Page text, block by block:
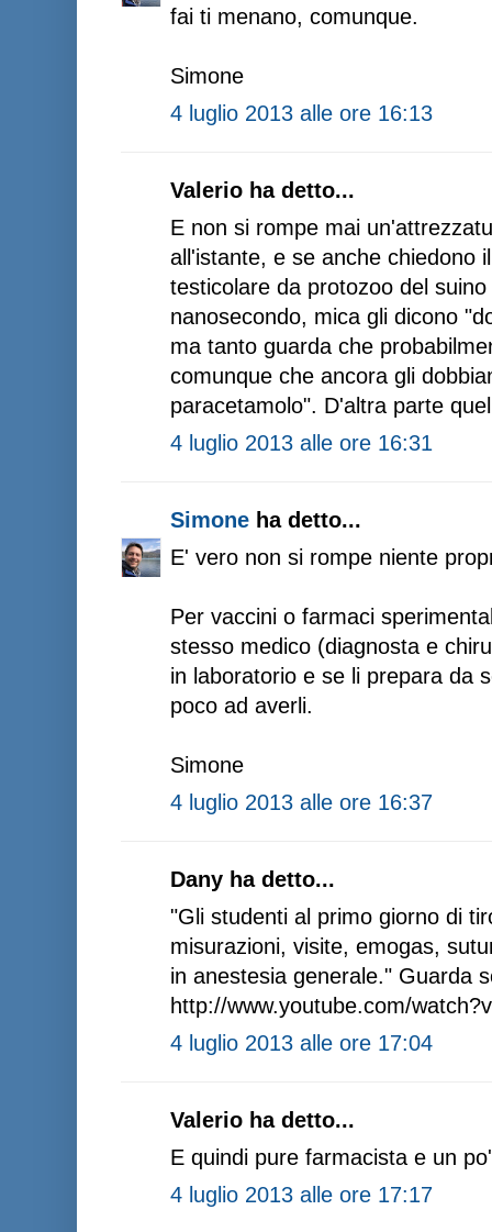
fai ti menano, comunque.
Simone
4 luglio 2013 alle ore 16:13
Valerio ha detto...
E non si rompe mai
all'istante, e se anche chiedono
testicolare da protozoo del
nanosecondo, mica gli dicono
ma tanto guarda che
comunque che ancora gli
paracetamolo". D'altra parte
4 luglio 2013 alle ore 16:31
Simone ha detto...
E' vero non si rompe niente
Per vaccini o farmaci
stesso medico (diagnosta e
in laboratorio e se li prepara da
poco ad averli.
Simone
4 luglio 2013 alle ore 16:37
Dany ha detto...
"Gli studenti al primo giorno di
misurazioni, visite, emogas,
in anestesia generale." Guarda
http://www.youtube.com/
4 luglio 2013 alle ore 17:04
Valerio ha detto...
E quindi pure farmacista e un
4 luglio 2013 alle ore 17:17